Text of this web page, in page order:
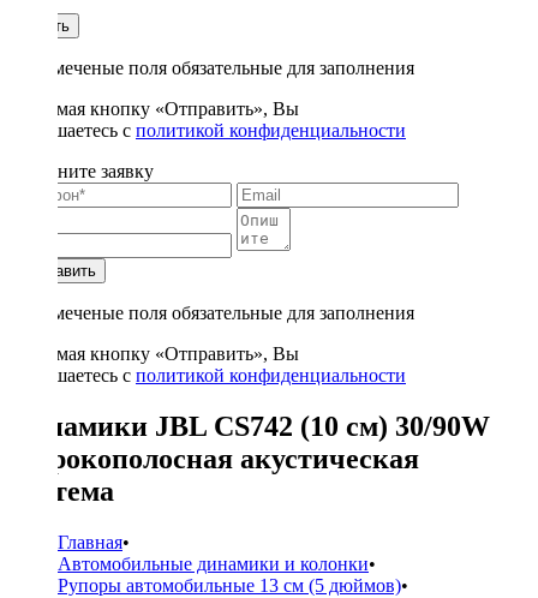
Купить
* - отмеченые поля обязательные для заполнения
Нажимая кнопку «Отправить», Вы
соглашаетесь с политикой конфиденциальности
Заполните заявку
Отправить
* - отмеченые поля обязательные для заполнения
Нажимая кнопку «Отправить», Вы
соглашаетесь с политикой конфиденциальности
Динамики JBL CS742 (10 см) 30/90W
широкополосная акустическая
система
Главная•
Автомобильные динамики и колонки•
Рупоры автомобильные 13 см (5 дюймов)•